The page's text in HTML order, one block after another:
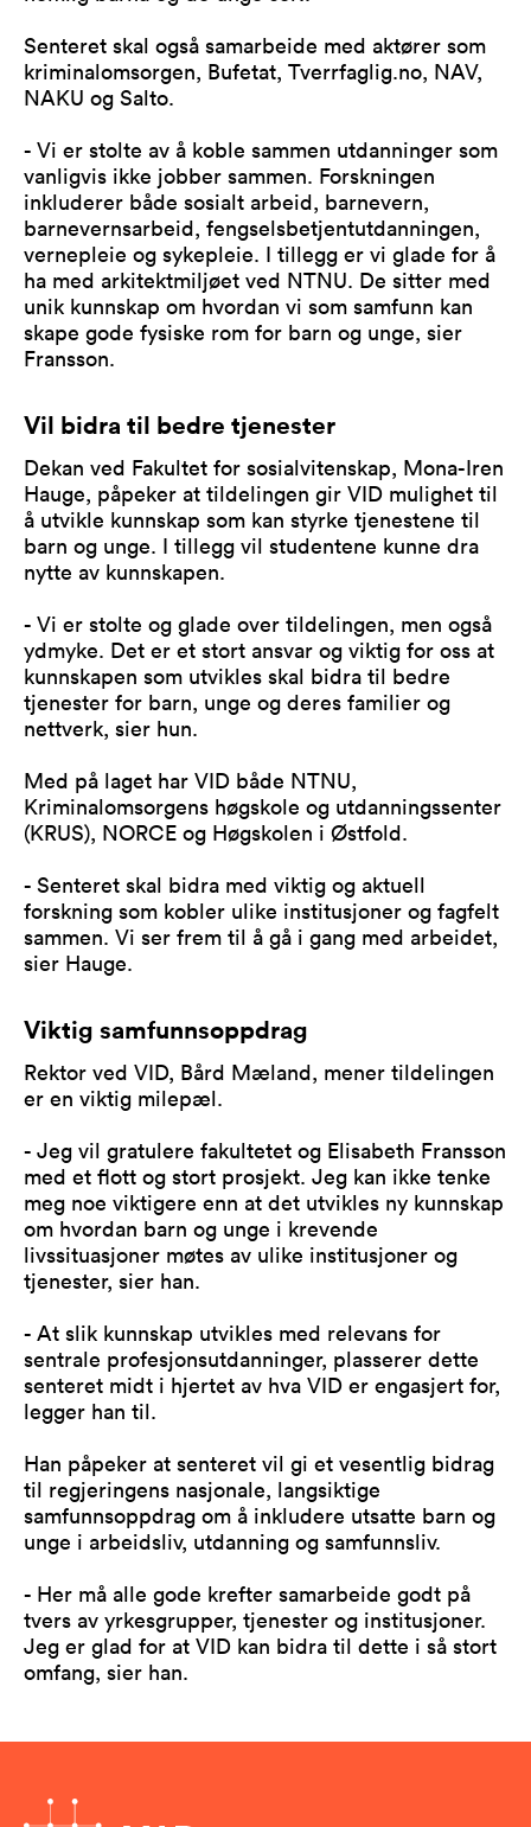
Senteret skal også samarbeide med aktører som
kriminalomsorgen, Bufetat, Tverrfaglig.no, NAV,
NAKU og Salto.
- Vi er stolte av å koble sammen utdanninger som
vanligvis ikke jobber sammen. Forskningen
inkluderer både sosialt arbeid, barnevern,
barnevernsarbeid, fengselsbetjentutdanningen,
vernepleie og sykepleie. I tillegg er vi glade for å
ha med arkitektmiljøet ved NTNU. De sitter med
unik kunnskap om hvordan vi som samfunn kan
skape gode fysiske rom for barn og unge, sier
Fransson.
Vil bidra til bedre tjenester
Dekan ved Fakultet for sosialvitenskap, Mona-Iren
Hauge, påpeker at tildelingen gir VID mulighet til
å utvikle kunnskap som kan styrke tjenestene til
barn og unge. I tillegg vil studentene kunne dra
nytte av kunnskapen.
- Vi er stolte og glade over tildelingen, men også
ydmyke. Det er et stort ansvar og viktig for oss at
kunnskapen som utvikles skal bidra til bedre
tjenester for barn, unge og deres familier og
nettverk, sier hun.
Med på laget har VID både NTNU,
Kriminalomsorgens høgskole og utdanningssenter
(KRUS), NORCE og Høgskolen i Østfold.
- Senteret skal bidra med viktig og aktuell
forskning som kobler ulike institusjoner og fagfelt
sammen. Vi ser frem til å gå i gang med arbeidet,
sier Hauge.
Viktig samfunnsoppdrag
Rektor ved VID, Bård Mæland, mener tildelingen
er en viktig milepæl.
- Jeg vil gratulere fakultetet og Elisabeth Fransson
med et flott og stort prosjekt. Jeg kan ikke tenke
meg noe viktigere enn at det utvikles ny kunnskap
om hvordan barn og unge i krevende
livssituasjoner møtes av ulike institusjoner og
tjenester, sier han.
- At slik kunnskap utvikles med relevans for
sentrale profesjonsutdanninger, plasserer dette
senteret midt i hjertet av hva VID er engasjert for,
legger han til.
Han påpeker at senteret vil gi et vesentlig bidrag
til regjeringens nasjonale, langsiktige
samfunnsoppdrag om å inkludere utsatte barn og
unge i arbeidsliv, utdanning og samfunnsliv.
- Her må alle gode krefter samarbeide godt på
tvers av yrkesgrupper, tjenester og institusjoner.
Jeg er glad for at VID kan bidra til dette i så stort
omfang, sier han.